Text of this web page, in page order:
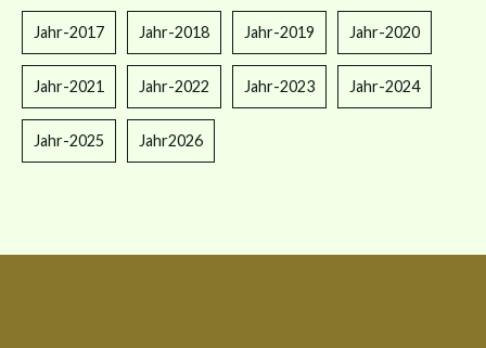
Jahr-2017 Jahr-2018 Jahr-2019 Jahr-2020
Jahr-2021 Jahr-2022 Jahr-2023 Jahr-2024
Jahr-2025 Jahr2026